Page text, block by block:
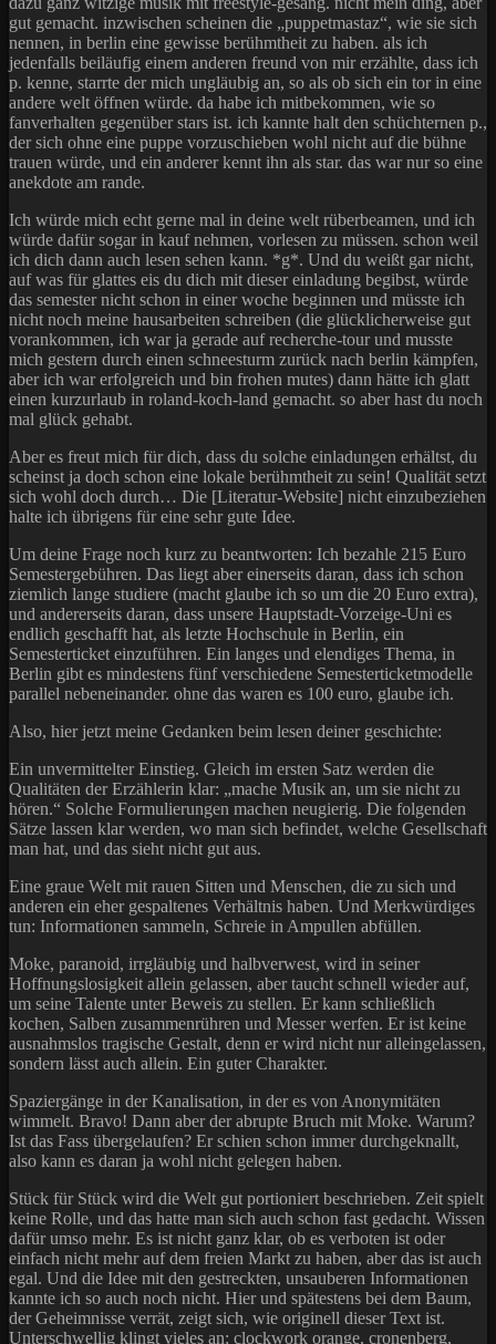
gut gemacht. inzwischen scheinen die „puppetmastaz“, wie sie sich
nennen, in berlin eine gewisse berühmtheit zu haben. als ich
jedenfalls beiläufig einem anderen freund von mir erzählte, dass ich
p. kenne, starrte der mich ungläubig an, so als ob sich ein tor in eine
andere welt öffnen würde. da habe ich mitbekommen, wie so
fanverhalten gegenüber stars ist. ich kannte halt den schüchternen p.,
der sich ohne eine puppe vorzuschieben wohl nicht auf die bühne
trauen würde, und ein anderer kennt ihn als star. das war nur so eine
anekdote am rande.
Ich würde mich echt gerne mal in deine welt rüberbeamen, und ich
würde dafür sogar in kauf nehmen, vorlesen zu müssen. schon weil
ich dich dann auch lesen sehen kann. *g*. Und du weißt gar nicht,
auf was für glattes eis du dich mit dieser einladung begibst, würde
das semester nicht schon in einer woche beginnen und müsste ich
nicht noch meine hausarbeiten schreiben (die glücklicherweise gut
vorankommen, ich war ja gerade auf recherche-tour und musste
mich gestern durch einen schneesturm zurück nach berlin kämpfen,
aber ich war erfolgreich und bin frohen mutes) dann hätte ich glatt
einen kurzurlaub in roland-koch-land gemacht. so aber hast du noch
mal glück gehabt.
Aber es freut mich für dich, dass du solche einladungen erhältst, du
scheinst ja doch schon eine lokale berühmtheit zu sein! Qualität setzt
sich wohl doch durch… Die [Literatur-Website] nicht einzubeziehen
halte ich übrigens für eine sehr gute Idee.
Um deine Frage noch kurz zu beantworten: Ich bezahle 215 Euro
Semestergebühren. Das liegt aber einerseits daran, dass ich schon
ziemlich lange studiere (macht glaube ich so um die 20 Euro extra),
und andererseits daran, dass unsere Hauptstadt-Vorzeige-Uni es
endlich geschafft hat, als letzte Hochschule in Berlin, ein
Semesterticket einzuführen. Ein langes und elendiges Thema, in
Berlin gibt es mindestens fünf verschiedene Semesterticketmodelle
parallel nebeneinander. ohne das waren es 100 euro, glaube ich.
Also, hier jetzt meine Gedanken beim lesen deiner geschichte:
Ein unvermittelter Einstieg. Gleich im ersten Satz werden die
Qualitäten der Erzählerin klar: „mache Musik an, um sie nicht zu
hören.“ Solche Formulierungen machen neugierig. Die folgenden
Sätze lassen klar werden, wo man sich befindet, welche Gesellschaft
man hat, und das sieht nicht gut aus.
Eine graue Welt mit rauen Sitten und Menschen, die zu sich und
anderen ein eher gespaltenes Verhältnis haben. Und Merkwürdiges
tun: Informationen sammeln, Schreie in Ampullen abfüllen.
Moke, paranoid, irrgläubig und halbverwest, wird in seiner
Hoffnungslosigkeit allein gelassen, aber taucht schnell wieder auf,
um seine Talente unter Beweis zu stellen. Er kann schließlich
kochen, Salben zusammenrühren und Messer werfen. Er ist keine
ausnahmslos tragische Gestalt, denn er wird nicht nur alleingelassen,
sondern lässt auch allein. Ein guter Charakter.
Spaziergänge in der Kanalisation, in der es von Anonymitäten
wimmelt. Bravo! Dann aber der abrupte Bruch mit Moke. Warum?
Ist das Fass übergelaufen? Er schien schon immer durchgeknallt,
also kann es daran ja wohl nicht gelegen haben.
Stück für Stück wird die Welt gut portioniert beschrieben. Zeit spielt
keine Rolle, und das hatte man sich auch schon fast gedacht. Wissen
dafür umso mehr. Es ist nicht ganz klar, ob es verboten ist oder
einfach nicht mehr auf dem freien Markt zu haben, aber das ist auch
egal. Und die Idee mit den gestreckten, unsauberen Informationen
kannte ich so auch noch nicht. Hier und spätestens bei dem Baum,
der Geheimnisse verrät, zeigt sich, wie originell dieser Text ist.
Unterschwellig klingt vieles an: clockwork orange, cronenberg,